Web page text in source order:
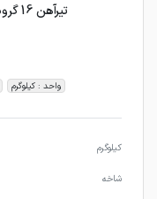
تیرآهن 16 گروه ملی صنایع فولاد ایران-اهواز
واحد : کیلوگرم
کیلوگرم
شاخه